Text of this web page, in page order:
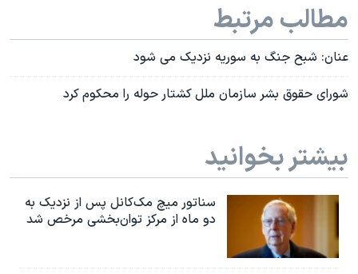
مطالب مرتبط
عنان: شبح جنگ به سوریه نزدیک می شود
شورای حقوق بشر سازمان ملل کشتار حوله را محکوم کرد
بیشتر بخوانید
سناتور میچ مک‌کانل پس از نزدیک به
دو ماه از مرکز توان‌بخشی مرخص شد